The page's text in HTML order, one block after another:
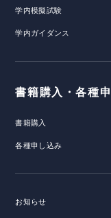
学内模擬試験
学内ガイダンス
書籍購入・各種
書籍購入
各種申し込み
お知らせ